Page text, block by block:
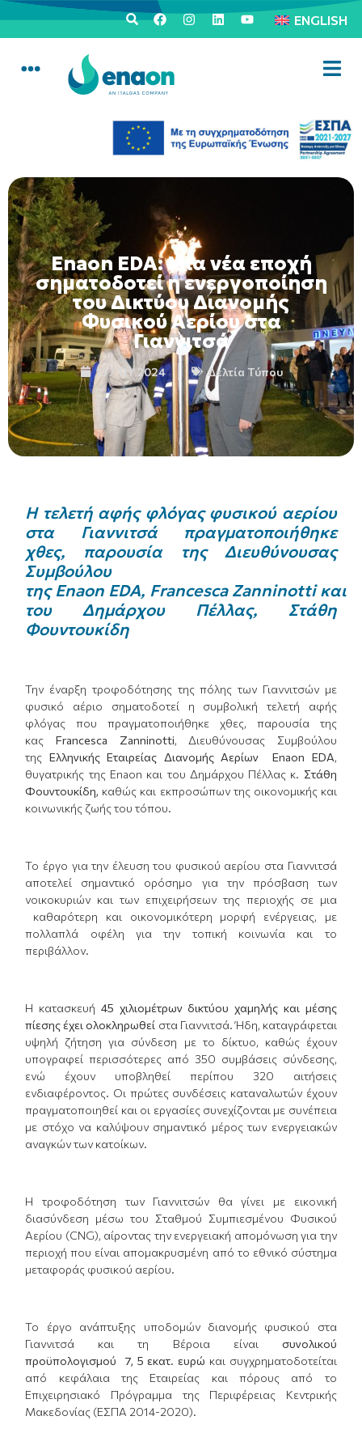
ENGLISH
Enaon EDA: Μια νέα εποχή
σηματοδοτεί η ενεργοποίηση
του Δικτύου Διανομής
Φυσικού Αερίου στα
Γιαννιτσά
13 / 11 / 2024 Δελτία Τύπου
Hτελετή αφής φλόγας φυσικού αερίου
στα Γιαννιτσά πραγματοποιήθηκε
χθες, παρουσία της Διευθύνουσας
Συμβούλου
τηςEnaon EDA, Francesca Zanninottiκαι
του Δημάρχου Πέλλας, Στάθη
Φουντουκίδη
Την έναρξη τροφοδότησης της πόλης των Γιαννιτσών με
φυσικό αέριο σηματοδοτεί η συμβολική τελετή αφής
φλόγας που πραγματοποιήθηκε χθες, παρουσία της
κας Francesca Zanninotti, Διευθύνουσας Συμβούλου
της Ελληνικής Εταιρείας Διανομής Αερίων Enaon EDA,
θυγατρικής της Enaon και του Δημάρχου Πέλλας κ. Στάθη
Φουντουκίδη, καθώς και εκπροσώπων της οικονομικής και
κοινωνικής ζωής του τόπου.
Το έργο για την έλευση του φυσικού αερίου στα Γιαννιτσά
αποτελεί σημαντικό ορόσημο για την πρόσβαση των
νοικοκυριών και των επιχειρήσεων της περιοχής σε μια
καθαρότερη και οικονομικότερη μορφή ενέργειας, με
πολλαπλά οφέλη για την τοπική κοινωνία και το
περιβάλλον.
Η κατασκευή 45 χιλιομέτρων δικτύου χαμηλής και μέσης
πίεσης έχει ολοκληρωθεί στα Γιαννιτσά. Ήδη, καταγράφεται
υψηλή ζήτηση για σύνδεση με το δίκτυο, καθώς έχουν
υπογραφεί περισσότερες από 350 συμβάσεις σύνδεσης,
ενώ έχουν υποβληθεί περίπου 320 αιτήσεις
ενδιαφέροντος. Οι πρώτες συνδέσεις καταναλωτών έχουν
πραγματοποιηθεί και οι εργασίες συνεχίζονται με συνέπεια
με στόχο να καλύψουν σημαντικό μέρος των ενεργειακών
αναγκών των κατοίκων.
Η τροφοδότηση των Γιαννιτσών θα γίνει με εικονική
διασύνδεση μέσω του Σταθμού Συμπιεσμένου Φυσικού
Αερίου (CNG), αίροντας την ενεργειακή απομόνωση για την
περιοχή που είναι απομακρυσμένη από το εθνικό σύστημα
μεταφοράς φυσικού αερίου.
Το έργο ανάπτυξης υποδομών διανομής φυσικού στα
Γιαννιτσά και τη Βέροια είναι συνολικού
προϋπολογισμού
7, 5 εκατ. ευρώ και συγχρηματοδοτείται
από κεφάλαια της Εταιρείας και πόρους από το
Επιχειρησιακό Πρόγραμμα της Περιφέρειας Κεντρικής
Μακεδονίας (ΕΣΠΑ 2014-2020).